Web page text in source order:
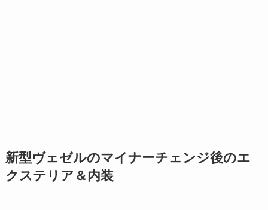
新型ヴェゼルのマイナーチェンジ後のエ
クステリア＆内装